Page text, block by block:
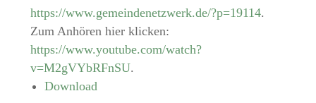
https://www.gemeindenetzwerk.de/?p=19114.
Zum Anhören hier klicken:
https://www.youtube.com/watch?
v=M2gVYbRFnSU.
Download